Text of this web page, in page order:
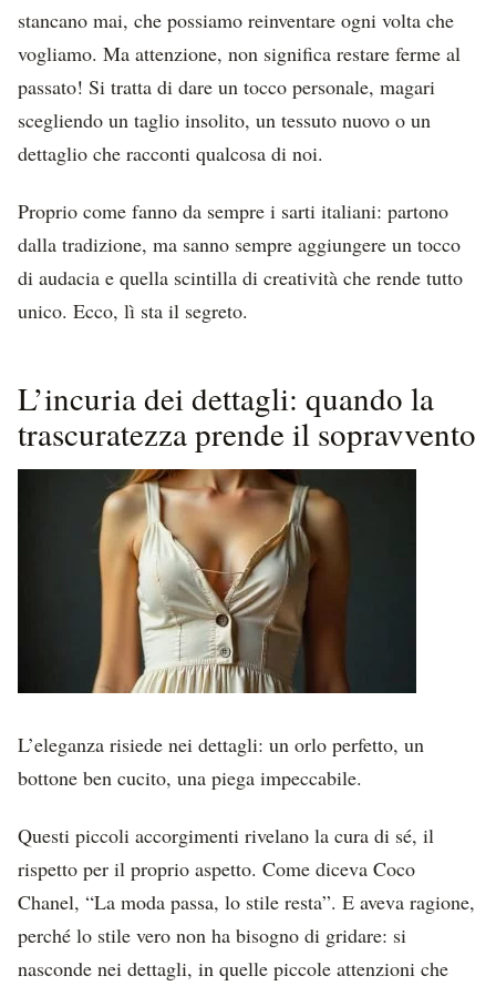
stancano mai, che possiamo reinventare ogni volta che
vogliamo. Ma attenzione, non significa restare ferme al
passato! Si tratta di dare un tocco personale, magari
scegliendo un taglio insolito, un tessuto nuovo o un
dettaglio che racconti qualcosa di noi.
Proprio come fanno da sempre i sarti italiani: partono
dalla tradizione, ma sanno sempre aggiungere un tocco
di audacia e quella scintilla di creatività che rende tutto
unico. Ecco, lì sta il segreto.
L’incuria dei dettagli: quando la
trascuratezza prende il sopravvento
L’eleganza risiede nei dettagli: un orlo perfetto, un
bottone ben cucito, una piega impeccabile.
Questi piccoli accorgimenti rivelano la cura di sé, il
rispetto per il proprio aspetto. Come diceva Coco
Chanel, “La moda passa, lo stile resta”. E aveva ragione,
perché lo stile vero non ha bisogno di gridare: si
nasconde nei dettagli, in quelle piccole attenzioni che